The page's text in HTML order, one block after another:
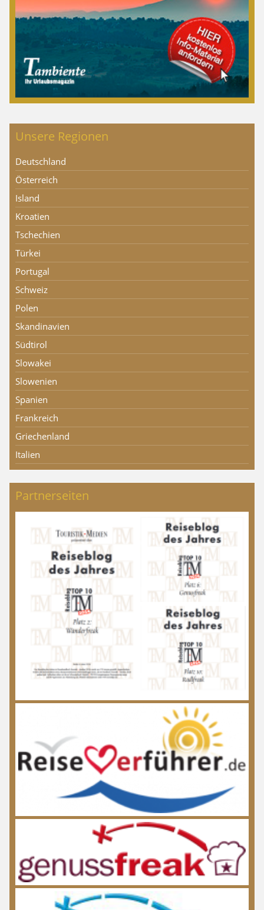
Unsere Regionen
Deutschland
Österreich
Island
Kroatien
Tschechien
Türkei
Portugal
Schweiz
Polen
Skandinavien
Südtirol
Slowakei
Slowenien
Spanien
Frankreich
Griechenland
Italien
Partnerseiten